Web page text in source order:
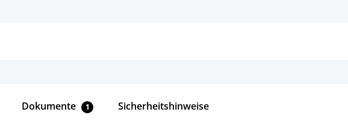
Dokumente 1 Sicherheitshinweise